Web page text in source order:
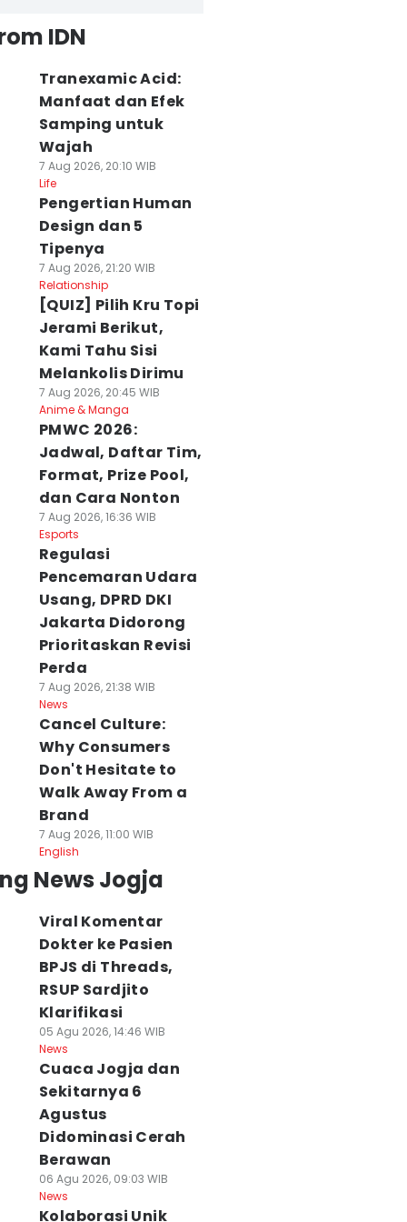
IDN
Tranexamic Acid:
Manfaat dan Efek
Samping untuk
Wajah
7 Aug 2026, 20:10 WIB
Life
Pengertian Human
Design dan 5
Tipenya
7 Aug 2026, 21:20 WIB
Relationship
[QUIZ] Pilih Kru Topi
Jerami Berikut,
Kami Tahu Sisi
Melankolis Dirimu
7 Aug 2026, 20:45 WIB
Anime & Manga
PMWC 2026:
Jadwal, Daftar Tim,
Format, Prize Pool,
dan Cara Nonton
7 Aug 2026, 16:36 WIB
Esports
Regulasi
Pencemaran Udara
Usang, DPRD DKI
Jakarta Didorong
Prioritaskan Revisi
Perda
7 Aug 2026, 21:38 WIB
News
Cancel Culture:
Why Consumers
Don't Hesitate to
Walk Away From a
Brand
7 Aug 2026, 11:00 WIB
English
News Jogja
Viral Komentar
Dokter ke Pasien
BPJS di Threads,
RSUP Sardjito
Klarifikasi
05 Agu 2026, 14:46 WIB
News
Cuaca Jogja dan
Sekitarnya 6
Agustus
Didominasi Cerah
Berawan
06 Agu 2026, 09:03 WIB
News
Kolaborasi Unik